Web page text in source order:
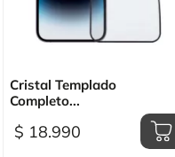
Vista rápida
Cristal Templado
Completo...
$ 18.990